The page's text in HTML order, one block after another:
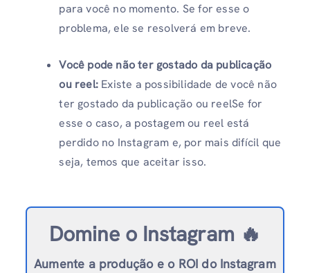
para você no momento. Se for esse o
problema, ele se resolverá em breve.
Você pode não ter gostado da publicação
ou reel: Existe a possibilidade de você não
ter gostado da publicação ou reelSe for
esse o caso, a postagem ou reel está
perdido no Instagram e, por mais difícil que
seja, temos que aceitar isso.
Domine o Instagram 🔥
Aumente a produção e o ROI do Instagram